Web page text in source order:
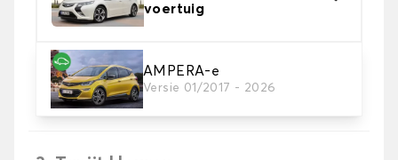
voertuig
AMPERA-e
Versie 01/2017 - 2026
2. Materiaal
Kies het materiaal van uw kofferbakmat